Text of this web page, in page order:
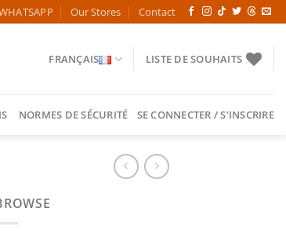
Our Stores Contact
FRANÇAIS LISTE DE SOUHAITS
NORMES DE SÉCURITÉ SE CONNECTER / S’INSCRIRE